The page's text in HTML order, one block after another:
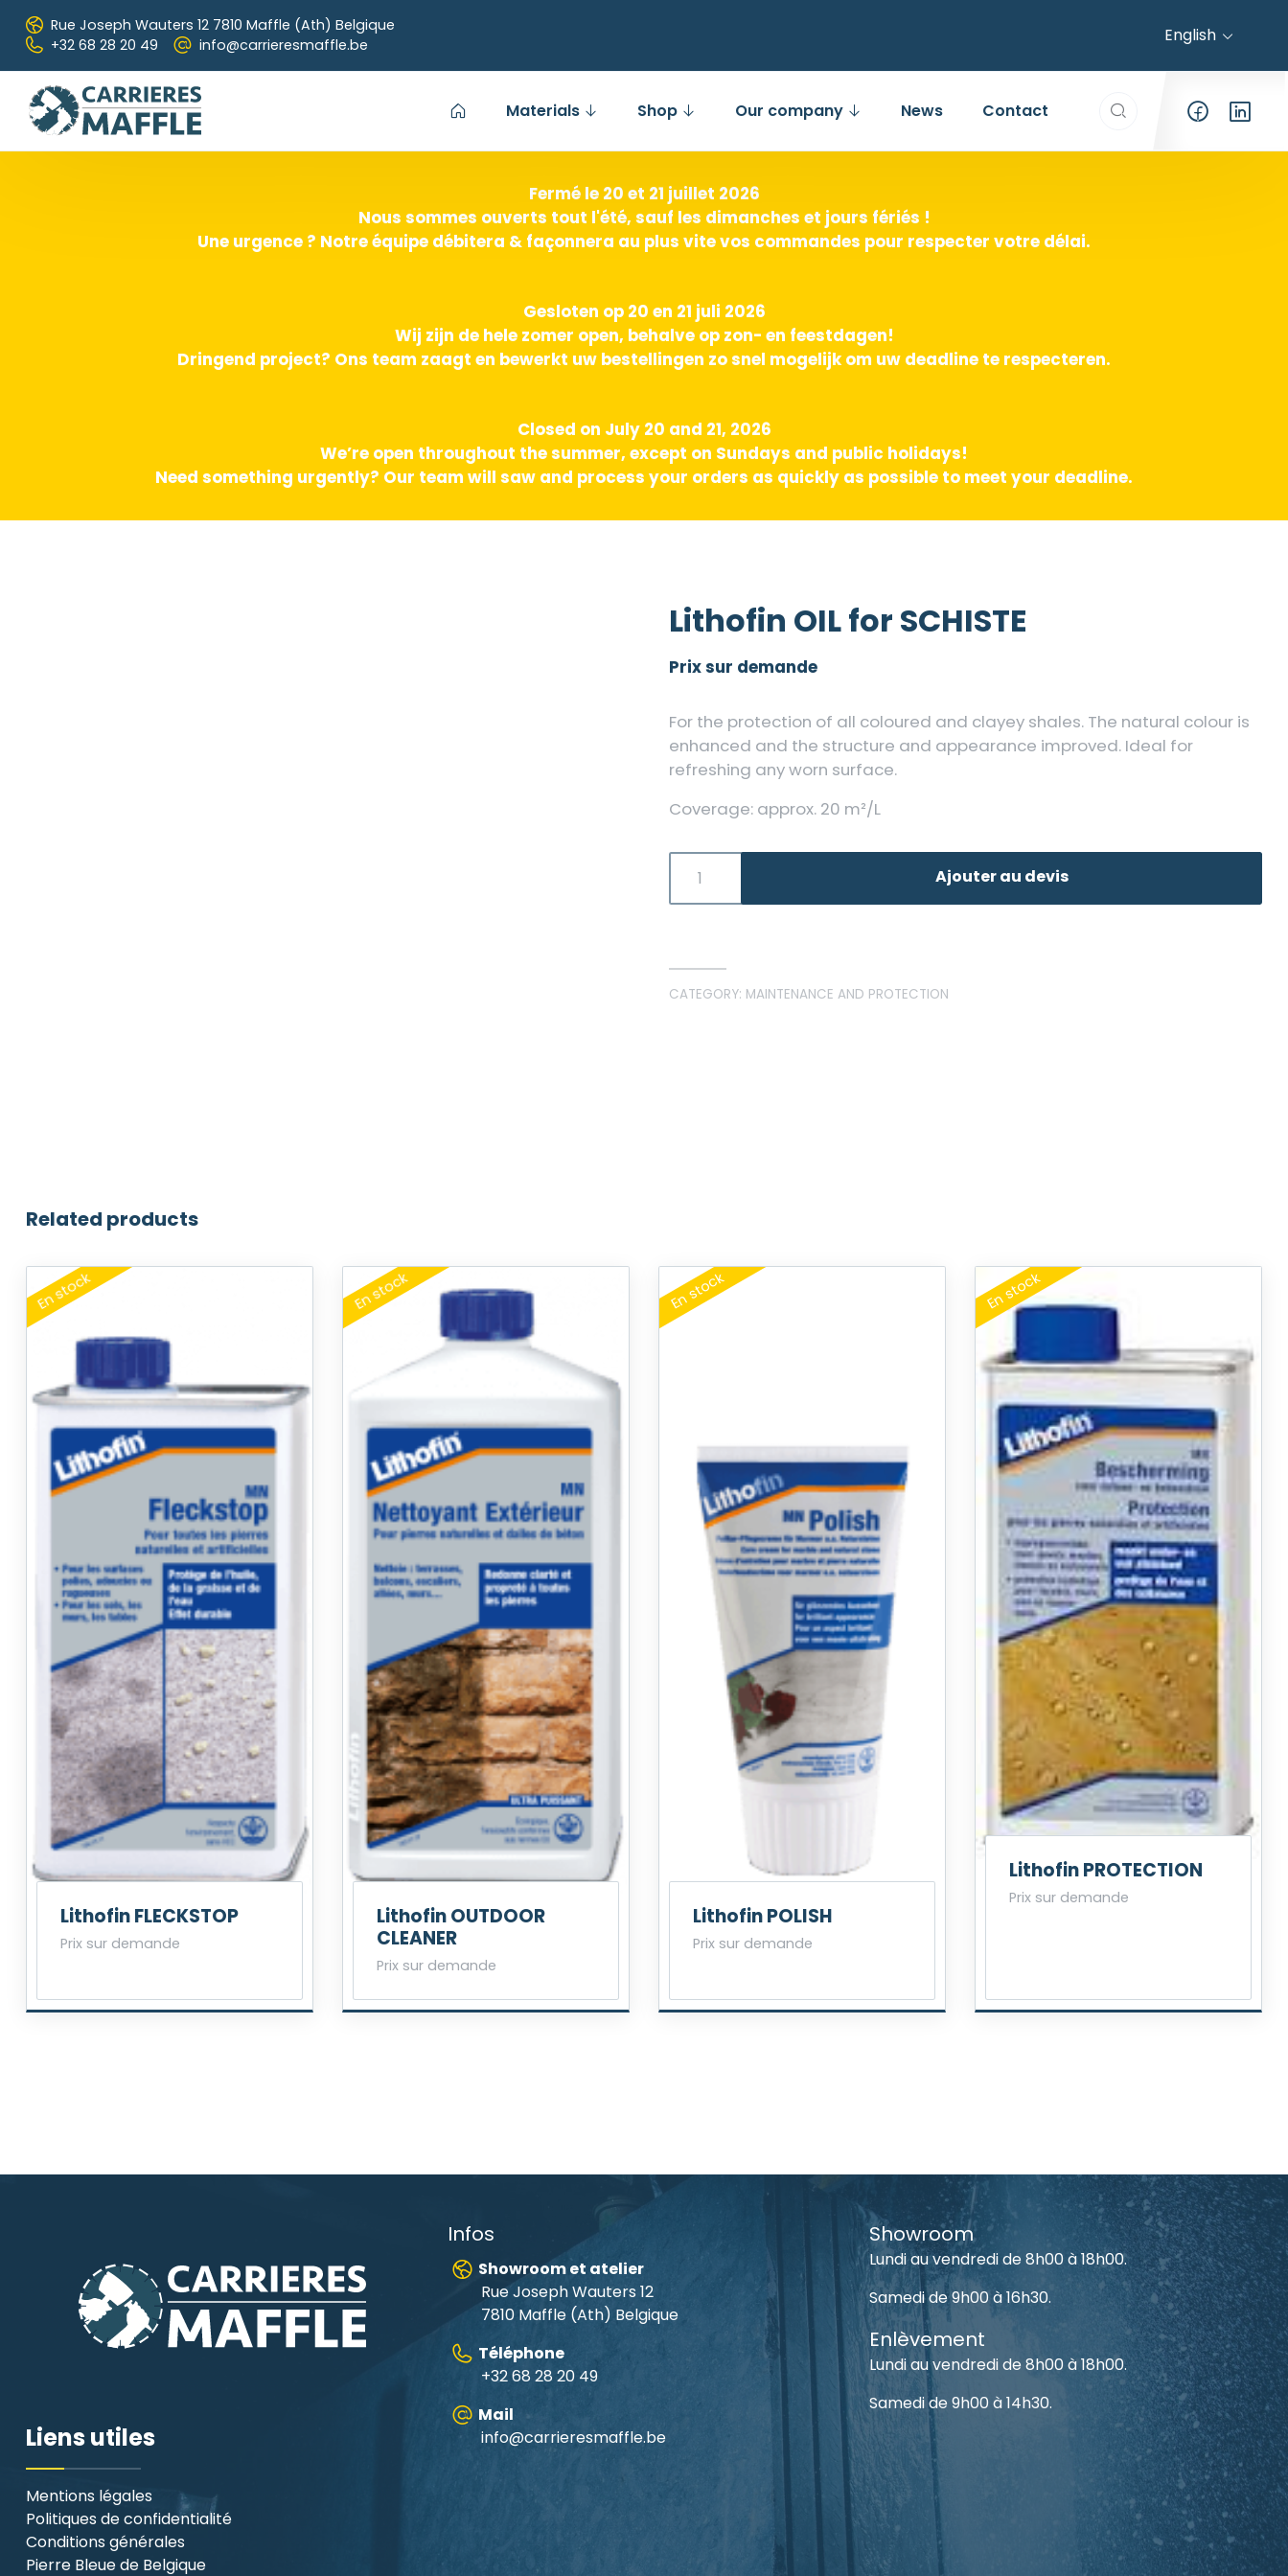
Skip to main content
Rue Joseph Wauters 12 7810 Maffle (Ath) Belgique
+32 68 28 20 49
info@carrieresmaffle.be English
Materials Shop Our company News Contact Search everything...
Fermé le 20 et 21 juillet 2026
Nous sommes ouverts tout l'été, sauf les dimanches et jours fériés !
Une urgence ? Notre équipe débitera & façonnera au plus vite vos commandes pour respecter votre délai.
Gesloten op 20 en 21 juli 2026
Wij zijn de hele zomer open, behalve op zon- en feestdagen!
Dringend project? Ons team zaagt en bewerkt uw bestellingen zo snel mogelijk om uw deadline te respecteren.
Closed on July 20 and 21, 2026
We’re open throughout the summer, except on Sundays and public holidays!
Need something urgently? Our team will saw and process your orders as quickly as possible to meet your deadline.
Lithofin OIL for SCHISTE
Prix sur demande
For the protection of all coloured and clayey shales. The natural colour is
enhanced and the structure and appearance improved. Ideal for
refreshing any worn surface.
Coverage: approx. 20 m²/L
Ajouter au devis
CATEGORY: MAINTENANCE AND PROTECTION
Related products
Lithofin FLECKSTOP
Prix sur demande
Lithofin OUTDOOR
CLEANER
Prix sur demande
Lithofin POLISH
Prix sur demande
Lithofin PROTECTION
Prix sur demande
Liens utiles
Mentions légales
Politiques de confidentialité
Conditions générales
Pierre Bleue de Belgique
Infos
Showroom et atelier
Rue Joseph Wauters 12
7810 Maffle (Ath) Belgique
Téléphone
+32 68 28 20 49
Mail
info@carrieresmaffle.be
Showroom
Lundi au vendredi de 8h00 à 18h00.
Samedi de 9h00 à 16h30.
Enlèvement
Lundi au vendredi de 8h00 à 18h00.
Samedi de 9h00 à 14h30.